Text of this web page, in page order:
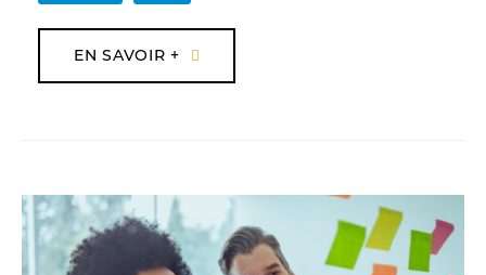
EN SAVOIR +